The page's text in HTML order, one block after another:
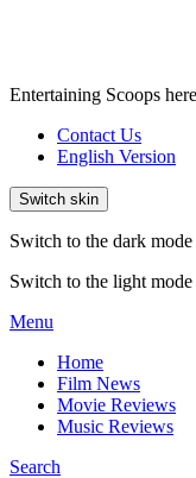
Entertaining Scoops
Contact Us
English Version
Switch skin
Switch to the dark
Switch to the light
Menu
Home
Film News
Movie Reviews
Music Reviews
Search